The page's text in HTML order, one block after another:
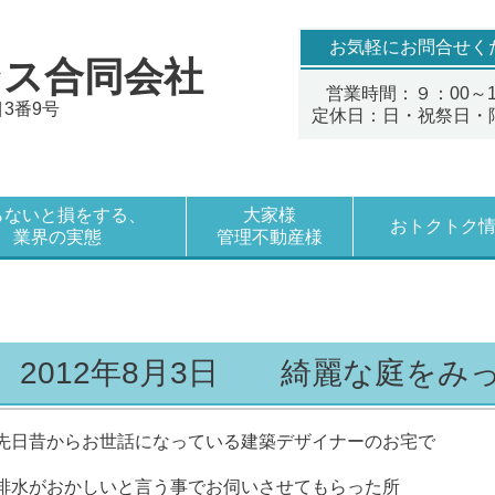
合同会社
3番9号
お気軽にお問合せく
営業時間：９：00～
定休日：日・祝祭日・
いと損をする、
業界の実態
大家様
管理不動産様
おトクトク
2012年8月3日 綺麗な庭をみ
日昔からお世話になっている建築デザイナーのお宅で
水がおかしいと言う事でお伺いさせてもらった所